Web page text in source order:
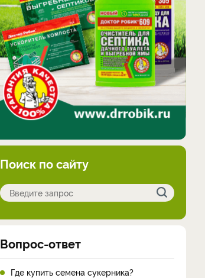
Поиск по сайту
Вопрос-ответ
Где купить семена сукерника?